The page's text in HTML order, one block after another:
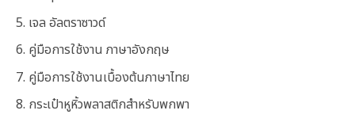
เจล อัลตราซาวด์
คู่มือการใช้งาน ภาษาอังกฤษ
คู่มือการใช้งานเบื้องต้นภาษาไทย
กระเป๋าหูหิ้วพลาสติกสำหรับพกพา